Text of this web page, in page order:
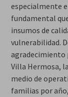
especialmente
fundamental
insumos de
vulnerabilidad.
agradecimiento
Villa Hermosa,
medio de
familias por